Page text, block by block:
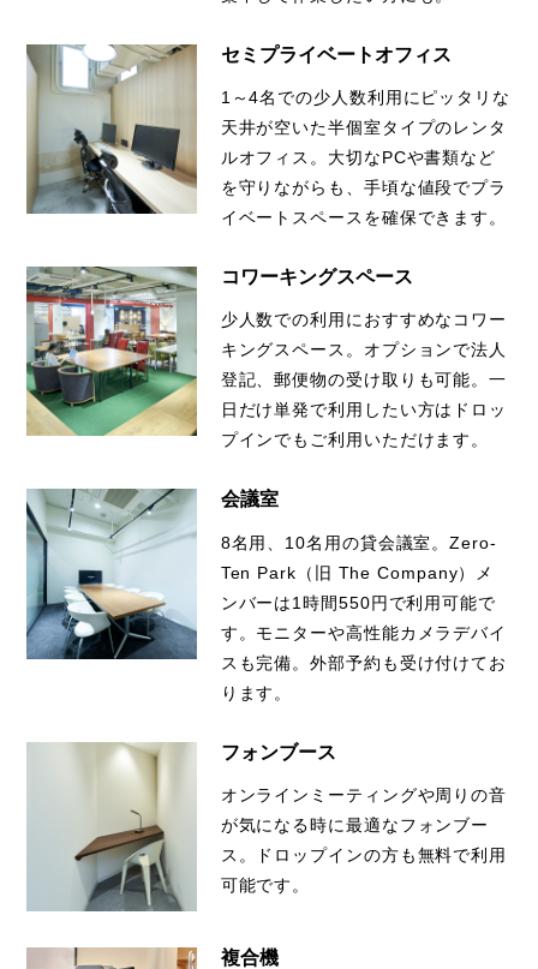
セミプライベートオフィス
1～4名での少人数利用にピッタリな
天井が空いた半個室タイプのレンタ
ルオフィス。大切なPCや書類など
を守りながらも、手頃な値段でプラ
イベートスペースを確保できます。
コワーキングスペース
少人数での利用におすすめなコワー
キングスペース。オプションで法人
登記、郵便物の受け取りも可能。一
日だけ単発で利用したい方はドロッ
プインでもご利用いただけます。
会議室
8名用、10名用の貸会議室。Zero-
Ten Park（旧 The Company）メ
ンバーは1時間550円で利用可能で
す。モニターや高性能カメラデバイ
スも完備。外部予約も受け付けてお
ります。
フォンブース
オンラインミーティングや周りの音
が気になる時に最適なフォンブー
ス。ドロップインの方も無料で利用
可能です。
複合機